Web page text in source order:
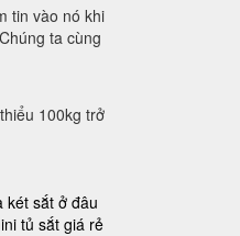
tin vào nó khi
ta cùng
100kg trở
két sắt ở đâu
tủ sắt giá rẻ